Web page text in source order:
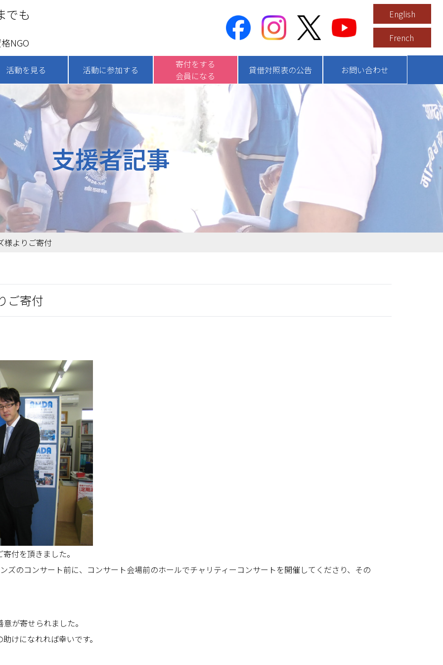
でも
NGO
English
French
活動を見る 活動に参加する
寄付をする
会員になる
貸借対照表の公告 お問い合わせ
支援者記事
様よりご寄付
ご寄付
付を頂きました。
ズのコンサート前に、コンサート会場前のホールでチャリティーコンサートを開催してくださり、その
が寄せられました。
けになれれば幸いです。